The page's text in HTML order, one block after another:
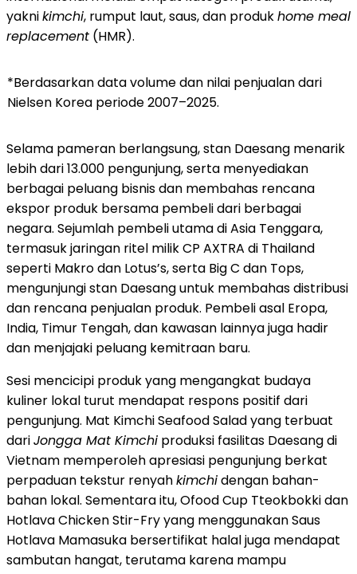
yaknikimchi, rumput laut, saus, dan produkhome meal
replacement (HMR).
*Berdasarkan data volume dan nilai penjualan dari
Nielsen Korea periode 2007–2025.
Selama pameran berlangsung, stan Daesang menarik
lebih dari 13.000 pengunjung, serta menyediakan
berbagai peluang bisnis dan membahas rencana
ekspor produk bersama pembeli dari berbagai
negara. Sejumlah pembeli utama di Asia Tenggara,
termasuk jaringan ritel milik CP AXTRA di Thailand
seperti Makro dan Lotus’s, serta Big C dan Tops,
mengunjungi stan Daesang untuk membahas distribusi
dan rencana penjualan produk. Pembeli asal Eropa,
India, Timur Tengah, dan kawasan lainnya juga hadir
dan menjajaki peluang kemitraan baru.
Sesi mencicipi produk yang mengangkat budaya
kuliner lokal turut mendapat respons positif dari
pengunjung. Mat Kimchi Seafood Salad yang terbuat
dariJongga Mat Kimchi produksi fasilitas Daesang di
Vietnam memperoleh apresiasi pengunjung berkat
perpaduan tekstur renyahkimchidengan bahan-
bahan lokal. Sementara itu, Ofood Cup Tteokbokki dan
Hotlava Chicken Stir-Fry yang menggunakan Saus
Hotlava Mamasuka bersertifikat halal juga mendapat
sambutan hangat, terutama karena mampu